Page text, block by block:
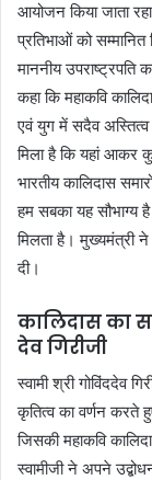
आयोजन किया जाता
प्रतिभाओं को
माननीय
कहा कि महाकवि
एवं युग में सदैव
मिला है कि यहां आकर
भारतीय कालिदास
हम सबका यह
मिलता है।
दी।
कालिदास का
देव गिरीजी
स्वामी श्री गोविंददेव
कृतित्व का वर्णन करते
जिसकी महाकवि
स्वामीजी ने अपने